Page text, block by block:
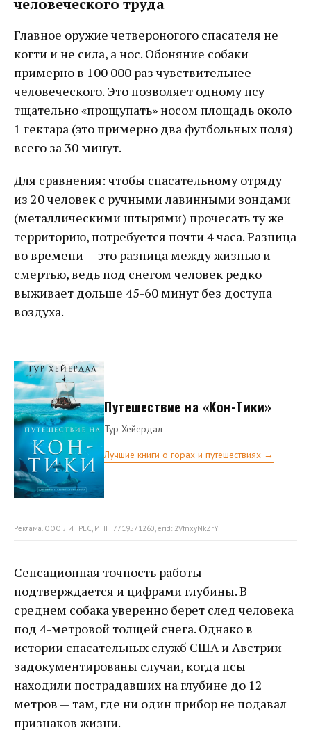
Главное оружие четвероногого спасателя не
когти и не сила, а нос. Обоняние собаки
примерно в 100 000 раз чувствительнее
человеческого. Это позволяет одному псу
тщательно «прощупать» носом площадь около
1 гектара (это примерно два футбольных поля)
всего за 30 минут.
Для сравнения: чтобы спасательному отряду
из 20 человек с ручными лавинными зондами
(металлическими штырями) прочесать ту же
территорию, потребуется почти 4 часа. Разница
во времени — это разница между жизнью и
смертью, ведь под снегом человек редко
выживает дольше 45-60 минут без доступа
воздуха.
Путешествие на «Кон-Тики»
Тур Хейердал
Лучшие книги о горах и путешествиях →
Реклама. ООО ЛИТРЕС, ИНН 7719571260, erid: 2VfnxyNkZrY
Сенсационная точность работы
подтверждается и цифрами глубины. В
среднем собака уверенно берет след человека
под 4-метровой толщей снега. Однако в
истории спасательных служб США и Австрии
задокументированы случаи, когда псы
находили пострадавших на глубине до 12
метров — там, где ни один прибор не подавал
признаков жизни.